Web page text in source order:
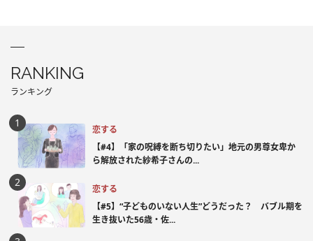
RANKING
ランキング
恋する
【#4】「家の呪縛を断ち切りたい」地元の男尊女卑か
ら解放された紗希子さんの...
恋する
【#5】“子どものいない人生”どうだった？ バブル期を
生き抜いた56歳・佐...